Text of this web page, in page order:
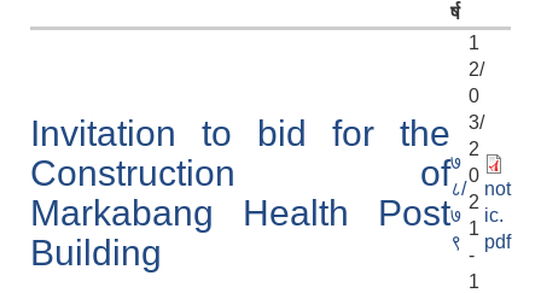
र्ष
Invitation to bid for the
Construction of
Markabang Health Post
Building
७
८/
७
९
1
2/
0
3/
2
0
2
1
-
1
not
ic.
pdf